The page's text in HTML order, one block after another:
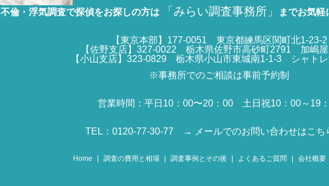
不倫・浮気調査で探偵をお探しの方は 「みらい調査事務所」 までお気軽
【東京本部】177-0051 東京都練馬区関町北1-23-2
【佐野支店】327-0022 栃木県佐野市高砂町2791 加嶋
【小山支店】323-0829 栃木県小山市東城南1-1-3 シャト
※事務所でのご相談は事前予約制
営業時間：平日10：00〜20：00 土日祝10：00～19
TEL：0120-77-30-77 → メールでのお問い合わせはこち
Home 調査の費用と相場 調査事例とその後 よくあるご質問 会社概要